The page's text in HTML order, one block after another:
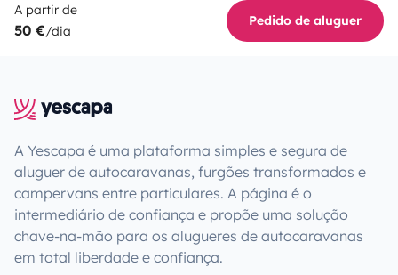
A partir de
50 €/dia
Pedido de aluguer
A Yescapa é uma plataforma simples e segura de
aluguer de autocaravanas, furgões transformados e
campervans entre particulares. A página é o
intermediário de confiança e propõe uma solução
chave-na-mão para os alugueres de autocaravanas
em total liberdade e confiança.